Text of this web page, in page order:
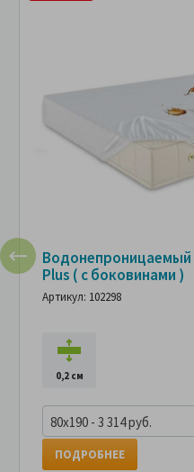
Водонепроницаемый
Plus ( с боковинами )
Артикул: 102298
0,2 см
80x190 - 3 314 руб.
ПОДРОБНЕЕ